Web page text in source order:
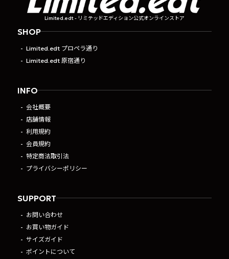
Limited.edt - リミテッドエディション公式オンラインストア
SHOP
Limited.edt プロペラ通り
Limited.edt 原宿通り
INFO
会社概要
店舗情報
利用規約
会員規約
特定商法取引法
プライバシーポリシー
SUPPORT
お問い合わせ
お買い物ガイド
サイズガイド
ポイントについて